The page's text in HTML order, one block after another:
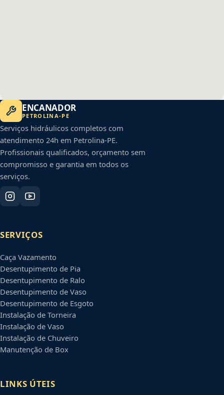
ENCANADOR
PETROLINA-PE
Serviços hidráulicos completos com
atendimento 24h em Petrolina-PE.
Profissionais qualificados, orçamento sem
compromisso e garantia em todos os
serviços.
SERVIÇOS
Caça Vazamento
Desentupimento de Pia
Desentupimento de Ralo
Desentupimento de Vaso
Desentupimento de Esgoto
Instalação de Torneira
Instalação de Vaso
Instalação de Chuveiro
Manutenção de Box
LINKS ÚTEIS